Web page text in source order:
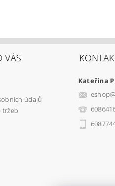
VÁS
údajů
tržeb
Kateřina
eshop@